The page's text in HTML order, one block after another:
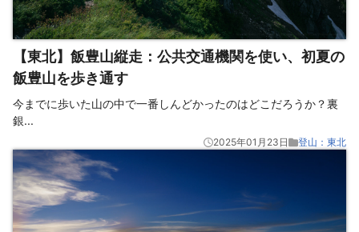
【東北】飯豊山縦走：公共交通機関を使い、初夏の
飯豊山を歩き通す
今までに歩いた山の中で一番しんどかったのはどこだろうか？裏
銀...
2025年01月23日 登山：東北